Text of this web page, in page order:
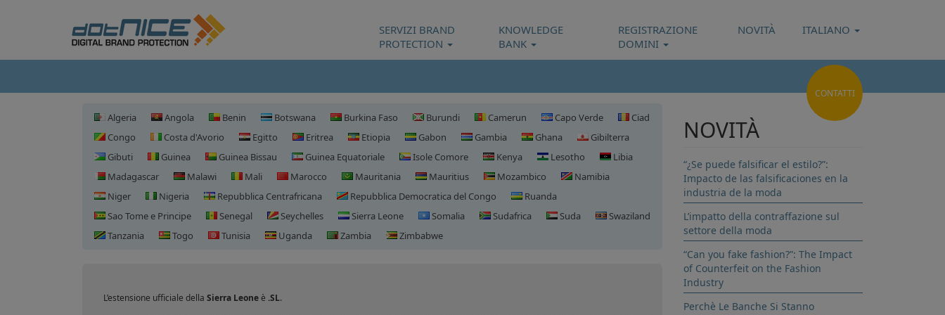
SERVIZI BRAND
PROTECTION
KNOWLEDGE
BANK
REGISTRAZIONE
DOMINI
NOVITÀ ITALIANO
Algeria Angola Benin Botswana Burkina Faso Burundi Camerun Capo Verde
Ciad
Congo
Costa d'Avorio Egitto Eritrea Etiopia Gabon Gambia Ghana
Gibilterra
Gibuti
Guinea Guinea Bissau Guinea Equatoriale Isole Comore Kenya Lesotho
Libia
Madagascar
Malawi Mali Marocco Mauritania Mauritius Mozambico
Namibia
Niger
Nigeria Repubblica Centrafricana Repubblica Democratica del Congo
Ruanda
Sao Tome e Principe
Senegal Seychelles Sierra Leone Somalia Sudafrica Suda
Swaziland
Tanzania
Togo Tunisia Uganda Zambia Zimbabwe
Registrazione domini Sierra Leone
L’estensione ufficiale della Sierra Leoneè .SL.
CONTATTI
NOVITÀ
“¿Se puede falsificar el estilo?”:
Impacto de las falsificaciones en la
industria de la moda
L’impatto della contraffazione sul
settore della moda
“Can you fake fashion?”: The Impact
of Counterfeit on the Fashion
Industry
Perchè Le Banche Si Stanno